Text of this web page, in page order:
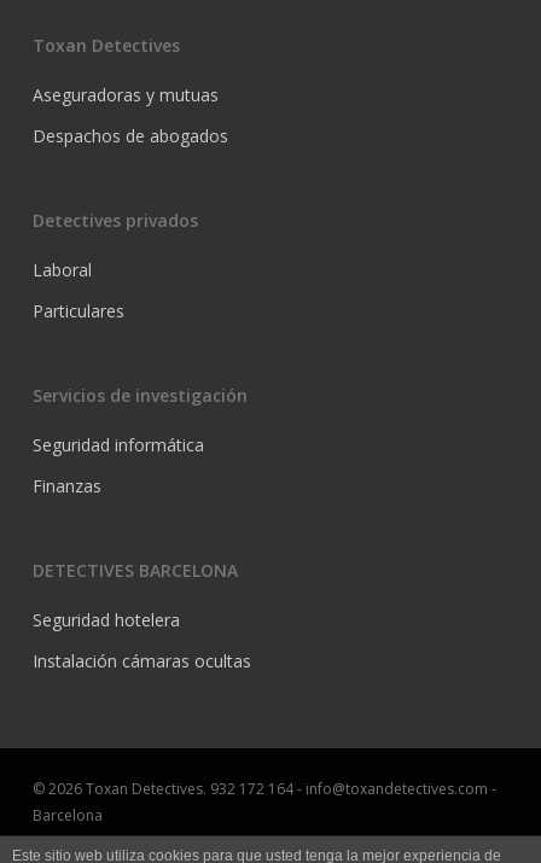
Toxan Detectives
Aseguradoras y mutuas
Despachos de abogados
Detectives privados
Laboral
Particulares
Servicios de investigación
Seguridad informática
Finanzas
DETECTIVES BARCELONA
Seguridad hotelera
Instalación cámaras ocultas
© 2026 Toxan Detectives. 932 172 164 - info@toxandetectives.com -
Barcelona
Aviso Legal
Este sitio web utiliza cookies para que usted tenga la mejor experiencia de